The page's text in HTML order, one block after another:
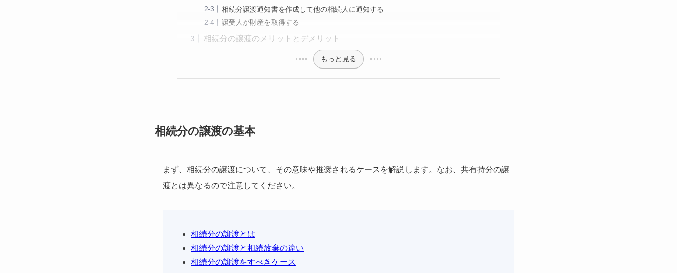
相続分譲渡通知書を作成して他の相続人に通知する
譲受人が財産を取得する
相続分の譲渡のメリットとデメリット
もっと見る
相続分の譲渡の基本
まず、相続分の譲渡について、その意味や推奨されるケースを解説します。なお、共有持分の譲
渡とは異なるので注意してください。
相続分の譲渡とは
相続分の譲渡と相続放棄の違い
相続分の譲渡をすべきケース